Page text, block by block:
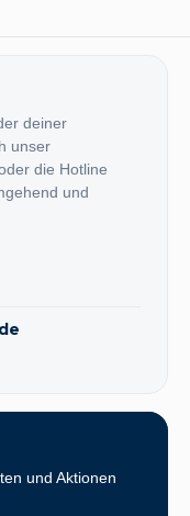
deiner
unser
die Hotline
und
und Aktionen